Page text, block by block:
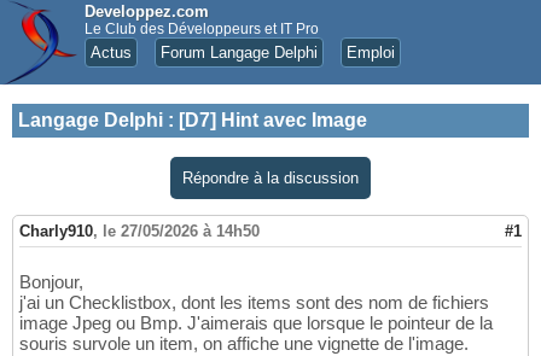
Developpez.com
Le Club des Développeurs et IT Pro
Actus Forum Langage Delphi Emploi
Langage Delphi : [D7] Hint avec Image
Répondre à la discussion
Charly910, le 27/05/2026 à 14h50 #1
Bonjour,
j'ai un Checklistbox, dont les items sont des nom de fichiers
image Jpeg ou Bmp. J'aimerais que lorsque le pointeur de la
souris survole un item, on affiche une vignette de l'image.